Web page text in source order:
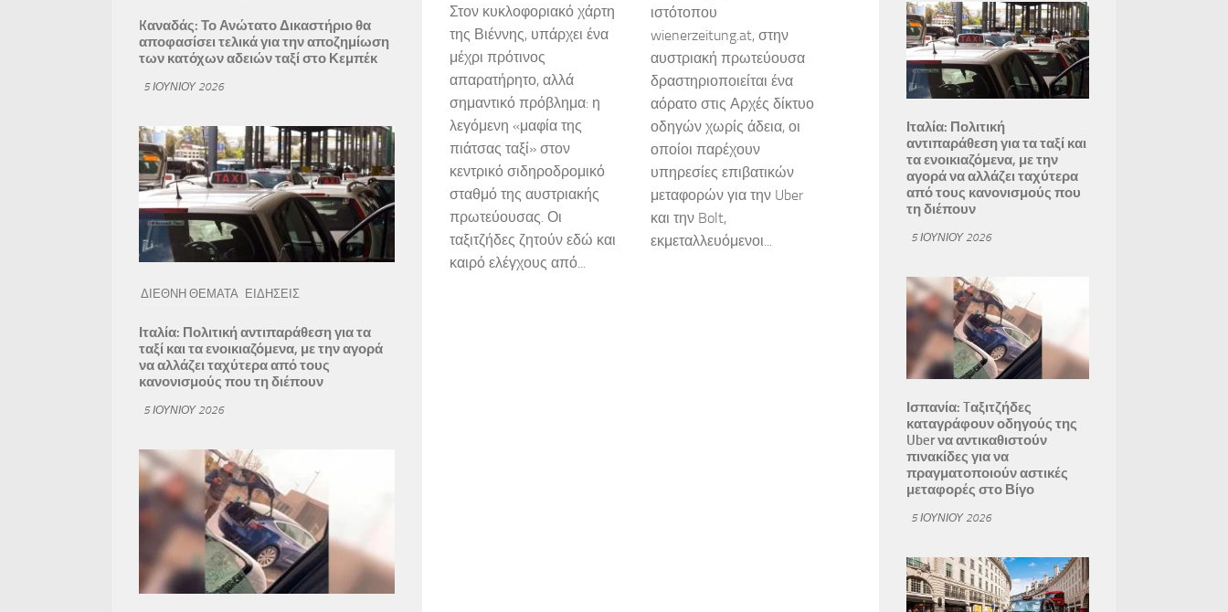
Στον κυκλοφοριακό χάρτη
της Βιέννης, υπάρχει ένα
μέχρι πρότινος
απαρατήρητο, αλλά
σημαντικό πρόβλημα: η
λεγόμενη «μαφία της
πιάτσας ταξί» στον
κεντρικό σιδηροδρομικό
σταθμό της αυστριακής
πρωτεύουσας. Οι
ταξιτζήδες ζητούν εδώ και
καιρό ελέγχους από...
ιστότοπου
wienerzeitung.at, στην
αυστριακή πρωτεύουσα
δραστηριοποιείται ένα
αόρατο στις Αρχές δίκτυο
οδηγών χωρίς άδεια, οι
οποίοι παρέχουν
υπηρεσίες επιβατικών
μεταφορών για την Uber
και την Bolt,
εκμεταλλευόμενοι...
Kαναδάς: Το Ανώτατο Δικαστήριο θα
αποφασίσει τελικά για την αποζημίωση
των κατόχων αδειών ταξί στο Κεμπέκ
5 ΙΟΥΝΊΟΥ 2026
ΔΙΕΘΝΗ ΘΕΜΑΤΑ ΕΙΔΗΣΕΙΣ
Ιταλία: Πολιτική αντιπαράθεση για τα
ταξί και τα ενοικιαζόμενα, με την αγορά
να αλλάζει ταχύτερα από τους
κανονισμούς που τη διέπουν
5 ΙΟΥΝΊΟΥ 2026
Ιταλία: Πολιτική
αντιπαράθεση για τα ταξί και
τα ενοικιαζόμενα, με την
αγορά να αλλάζει ταχύτερα
από τους κανονισμούς που
τη διέπουν
5 ΙΟΥΝΊΟΥ 2026
Ισπανία: Tαξιτζήδες
καταγράφουν οδηγούς της
Uber να αντικαθιστούν
πινακίδες για να
πραγματοποιούν αστικές
μεταφορές στο Βίγο
5 ΙΟΥΝΊΟΥ 2026